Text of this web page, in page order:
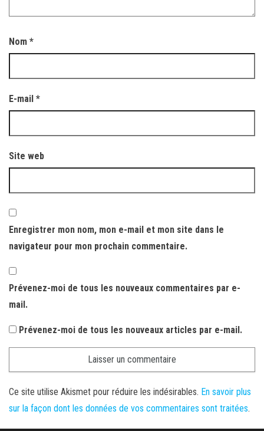
Nom *
E-mail *
Site web
Enregistrer mon nom, mon e-mail et mon site dans le
navigateur pour mon prochain commentaire.
Prévenez-moi de tous les nouveaux commentaires par e-
mail.
Prévenez-moi de tous les nouveaux articles par e-mail.
Ce site utilise Akismet pour réduire les indésirables. En savoir plus
sur la façon dont les données de vos commentaires sont traitées.